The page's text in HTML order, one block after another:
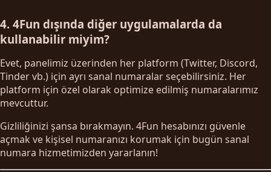
4. 4Fun dışında diğer uygulamalarda da
kullanabilir miyim?
Evet, panelimiz üzerinden her platform (Twitter, Discord,
Tinder vb.) için ayrı sanal numaralar seçebilirsiniz. Her
platform için özel olarak optimize edilmiş numaralarımız
mevcuttur.
Gizliliğinizi şansa bırakmayın. 4Fun hesabınızı güvenle
açmak ve kişisel numaranızı korumak için bugün sanal
numara hizmetimizden yararlanın!